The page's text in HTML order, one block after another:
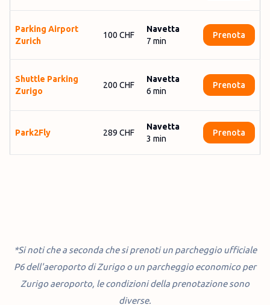
Parking Airport
Zurich
100 CHF
Navetta
7 min
Prenota
Shuttle Parking
Zurigo
200 CHF
Navetta
6 min
Prenota
Park2Fly 289 CHF
Navetta
3 min
Prenota
*Si noti che a seconda che si prenoti un parcheggio ufficiale
P6 dell'aeroporto di Zurigo o un parcheggio economico per
Zurigo aeroporto, le condizioni della prenotazione sono
diverse.